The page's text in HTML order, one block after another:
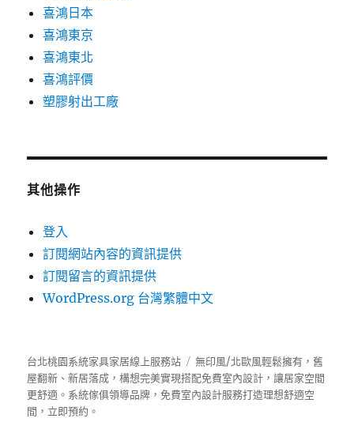
喜鴻日本
喜鴻東京
喜鴻東北
喜鴻評價
塑膠射出工廠
其他操作
登入
訂閱網站內容的資訊提供
訂閱留言的資訊提供
WordPress.org 台灣繁體中文
台北桃園系統家具家居線上服務站
無印風/北歐風輕鬆擁有，舊
屋翻新、新居落成，構想完美實現搭配免費室內設計，讓居家空間
更舒適。 系統傢俱領導品牌，免費室內設計服務打造理想舒適空
間，立即預約。